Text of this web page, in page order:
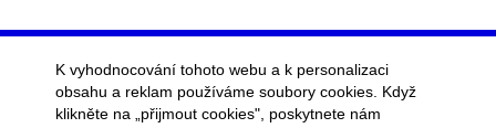
K vyhodnocování tohoto webu a k personalizaci
obsahu a reklam používáme soubory cookies. Když
klikněte na „přijmout cookies", poskytnete nám